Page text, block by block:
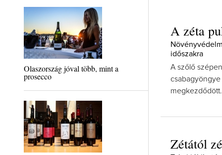
Olaszország jóval több, mint a
prosecco
A zéta
időszakra
A szőlő
megkezdődött.
Zétától